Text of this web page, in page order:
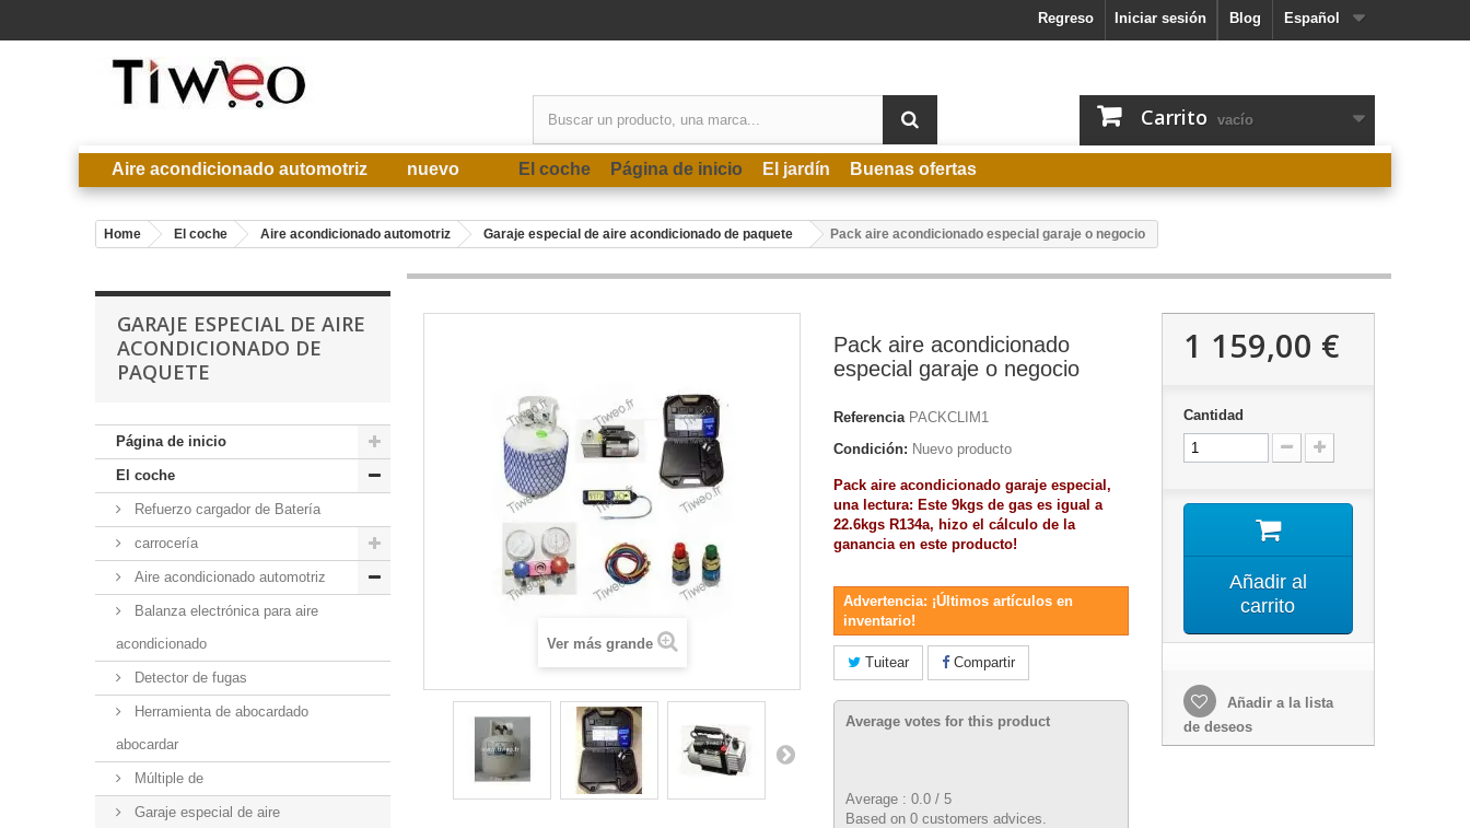
Español
Blog
Iniciar sesión
Regreso
Carrito vacío
Aire acondicionado automotriz nuevo El coche Página de inicio El jardín Buenas ofertas
Home El coche Aire acondicionado automotriz Garaje especial de aire acondicionado de paquete Pack aire acondicionado especial garaje o negocio
GARAJE ESPECIAL DE AIRE
ACONDICIONADO DE
PAQUETE
Página de inicio
El coche
Refuerzo cargador de Batería
carrocería
Aire acondicionado automotriz
Balanza electrónica para aire
acondicionado
Detector de fugas
Herramienta de abocardado
abocardar
Múltiple de
Garaje especial de aire
Ver más grande
Pack aire acondicionado
especial garaje o negocio
Referencia PACKCLIM1
Condición: Nuevo producto
Pack aire acondicionado garaje especial,
una lectura: Este 9kgs de gas es igual a
22.6kgs R134a, hizo el cálculo de la
ganancia en este producto!
Advertencia: ¡Últimos artículos en
inventario!
Tuitear Compartir
Average votes for this product
Average : 0.0 / 5
Based on 0 customers advices.
1 159,00 €
Cantidad
Añadir al
carrito
Añadir a la lista
de deseos